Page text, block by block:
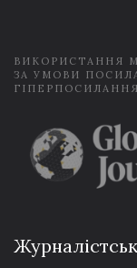
ВИКОРИСТАННЯ
ЗА УМОВИ